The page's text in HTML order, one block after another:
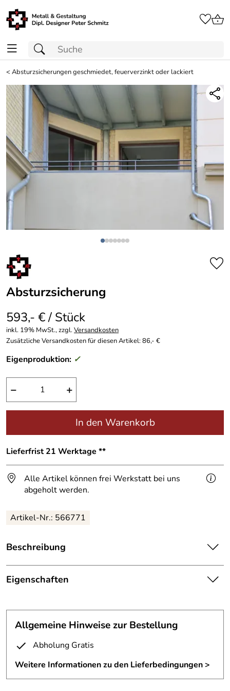
<Absturzsicherungen geschmiedet, feuerverzinkt oder lackiert
Absturzsicherung
593,- € / Stück
inkl. 19% MwSt., zzgl.Versandkosten
Zusätzliche Versandkosten für diesen Artikel: 86,- €
Eigenproduktion: ✓
− +
In den Warenkorb
Lieferfrist 21 Werktage **
Alle Artikel können frei Werkstatt bei uns
abgeholt werden.
Artikel-Nr.: 566771
Beschreibung
Absturzsicherung für eine Bestandbrüstung.
Die Brüstungserhöhung aus feuerverzinktem Flachstahl
Breite 3 Meter, Höhe 20 cm.
Eigenschaften
Befestigung:
seitlich geschraubt, mittig nur
aufstehend auf Gummilager
Maße:
B/H 3000 x 200 mm
Allgemeine Hinweise zur Bestellung
Abholung Gratis
Weitere Informationen zu den Lieferbedingungen >